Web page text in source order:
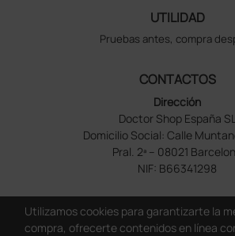
UTILIDAD
Pruebas antes, compra
CONTACTOS
Dirección
Doctor Shop España SL
Domicilio Social: Calle
Pral. 2ª – 08021
NIF: B66341298
Utilizamos cookies para garantizarte la
compra, ofrecerte contenidos en línea